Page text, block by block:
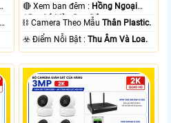
🔴 Xem ban đêm : Hồng Ngoại
15m Có Màu Ban Ðêm.
⛓ Camera Theo MẫuThân Plastic.
️☣️ Điểm Nỗi Bật :Thu Âm Và Loa.